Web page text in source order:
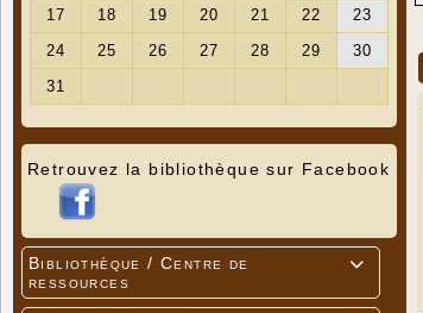
Retrouvez la bibliothèque sur Facebook

Bibliothèque / Centre de
ressources